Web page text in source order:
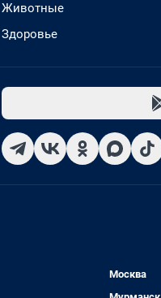
Животные
Здоровье
Москва